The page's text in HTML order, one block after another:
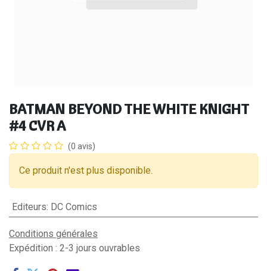
BATMAN BEYOND THE WHITE KNIGHT
#4 CVR A
(0 avis)
Ce produit n'est plus disponible.
Editeurs: DC Comics
Conditions générales
Expédition : 2-3 jours ouvrables